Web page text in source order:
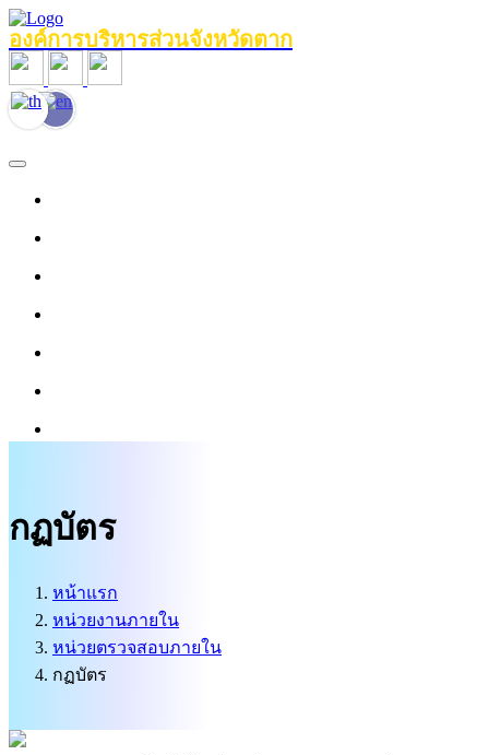
องค์การบริหารส่วนจังหวัดตาก
ติดต่อเรา
ศูนย์ข้อมูลข่าวสารทางราชการ
กฏบัตร
หน้าแรก
หน่วยงานภายใน
หน่วยตรวจสอบภายใน
กฏบัตร